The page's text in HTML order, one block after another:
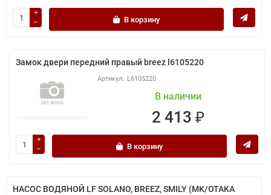
В корзину
Замок двери передний правый breez l6105220
L6105220
В наличии
2 413 ₽
В корзину
НАСОС ВОДЯНОЙ LF SOLANO, BREEZ, SMILY (MK/OTAKA